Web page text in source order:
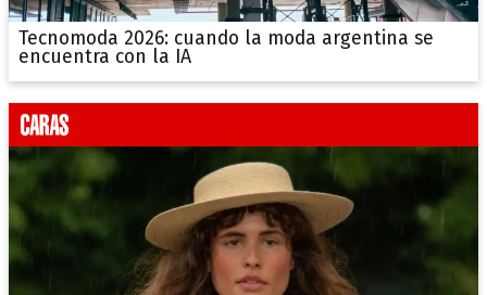
Tecnomoda 2026: cuando la moda argentina se
encuentra con la IA